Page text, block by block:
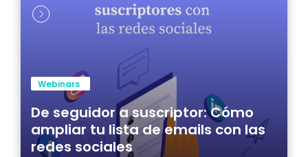
Webinars
De seguidor a suscriptor: Cómo
ampliar tu lista de emails con las
redes sociales